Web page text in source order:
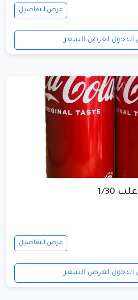
عرض التفاصيل
لعرض السعر
عرض التفاصيل
لعرض السعر